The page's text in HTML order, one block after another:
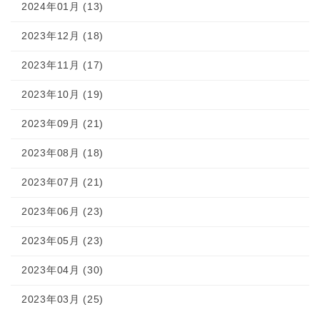
2024年01月 (13)
2023年12月 (18)
2023年11月 (17)
2023年10月 (19)
2023年09月 (21)
2023年08月 (18)
2023年07月 (21)
2023年06月 (23)
2023年05月 (23)
2023年04月 (30)
2023年03月 (25)